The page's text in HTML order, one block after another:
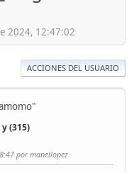
2024, 12:47:02
ACCIONES DEL USUARIO
y (315)
por manellopez